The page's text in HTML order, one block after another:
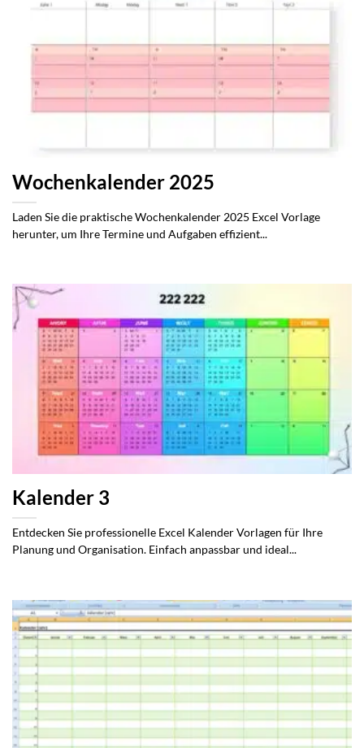
Wochenkalender 2025
Laden Sie die praktische Wochenkalender 2025 Excel Vorlage
herunter, um Ihre Termine und Aufgaben effizient...
Kalender 3
Entdecken Sie professionelle Excel Kalender Vorlagen für Ihre
Planung und Organisation. Einfach anpassbar und ideal...